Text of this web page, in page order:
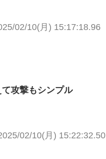
02/10(月) 15:17:18.96
攻撃もシンプル
02/10(月) 15:22:32.50